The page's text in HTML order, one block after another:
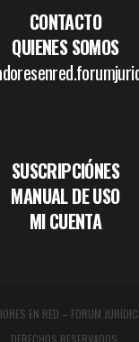
CONTACTO
QUIENES SOMOS
SUSCRIPCIÓNES
MANUAL DE USO
MI CUENTA
EN RED – FORUM
DERECHOS RESERVADOS.